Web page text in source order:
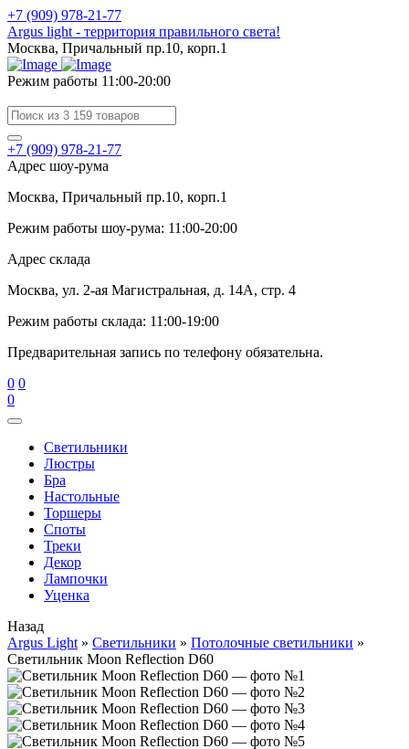
+7 (909) 978-21-77
Argus light - территория правильного света!
Москва, Причальный пр.10, корп.1
Режим работы 11:00-20:00
+7 (909) 978-21-77
Адрес шоу-рума
Москва, Причальный пр.10, корп.1
Режим работы шоу-рума: 11:00-20:00
Адрес склада
Москва, ул. 2-ая Магистральная, д. 14А, стр. 4
Режим работы склада: 11:00-19:00
Предварительная запись по телефону обязательна.
0 0
0
Cветильники
Люстры
Бра
Настольные
Торшеры
Споты
Треки
Декор
Лампочки
Уценка
Назад
Argus Light » Cветильники » Потолочные светильники »
Светильник Moon Reflection D60